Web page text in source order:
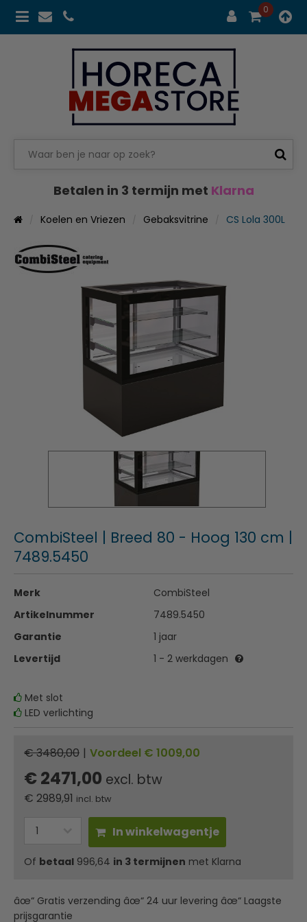
0
Betalen in 3 termijn met Klarna
Koelen en Vriezen Gebaksvitrine CS Lola 300L
CombiSteel | Breed 80 - Hoog 130 cm |
7489.5450
Merk
CombiSteel
Artikelnummer
7489.5450
Garantie
1 jaar
Levertijd
1 - 2 werkdagen
Met slot
LED verlichting
€ 3480,00 | Voordeel € 1009,00
€ 2471,00 excl. btw
€ 2989,91 incl. btw
In winkelwagentje
Of betaal 996,64 in 3 termijnen met Klarna
âœ“ Gratis verzending âœ“ 24 uur levering âœ“ Laagste
prijsgarantie